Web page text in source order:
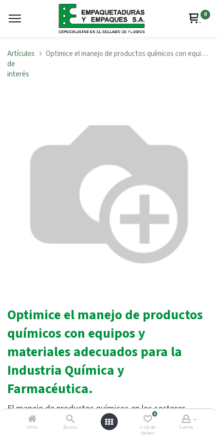
Inicio Buscar
0
Lista de
deseos
Cuenta
0
Artículos
de
interés
Optimice el manejo de productos químicos con equipos y materiales adecuados para la industría Química y Farmacéutica
Optimice el manejo de productos
químicos con equipos y
materiales adecuados para la
Industria Química y
Farmacéutica.
El manejo de productos químicos en los sectores
químico y farmacéutico
exige los más altos
estándares de seguridad, eficiencia y